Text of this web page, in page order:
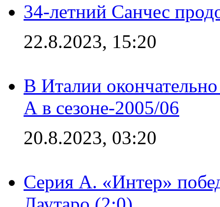
34-летний Санчес
22.8.2023, 15:20
В Италии
А в сезоне-2005/06
20.8.2023, 03:20
Серия А. «Интер»